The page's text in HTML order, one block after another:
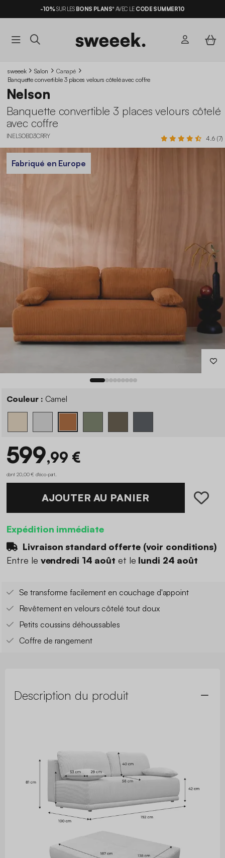
-10%SUR LES BONS PLANS*AVEC LE CODE SUMMER10
sweeek Salon
Canapé
Banquette convertible 3 places velours côtelé avec coffre
Nelson
Banquette convertible 3 places velours côtelé
avec coffre
INELSOBD3CRRY 4.6 (7)
Fabriqué en Europe
Couleur : Camel
599,99 €
dont 20,00 € d'éco-part
AJOUTER AU PANIER
Expédition immédiate
Livraison standard offerte (voir conditions)
Entre le vendredi 14 août et le lundi 24 août
Se transforme facilement en couchage d'appoint
Revêtement en velours côtelé tout doux
Petits coussins déhoussables
Coffre de rangement
Description du produit